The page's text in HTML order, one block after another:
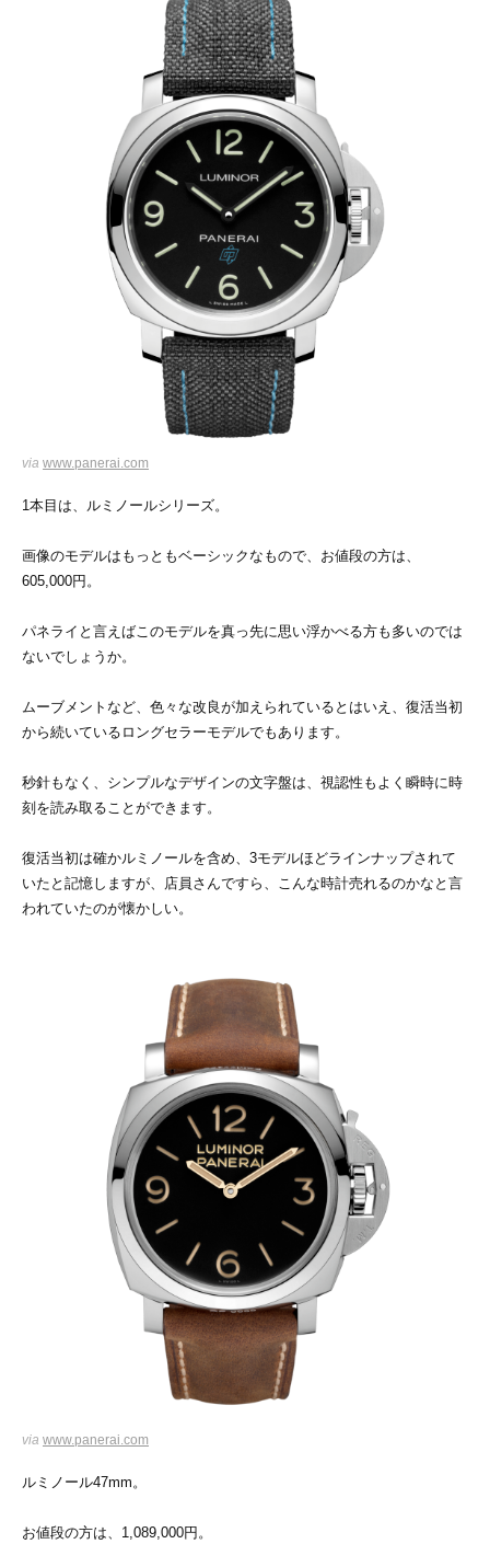
via www.panerai.com
1本目は、ルミノールシリーズ。
画像のモデルはもっともベーシックなもので、お値段の方は、
605,000円。
パネライと言えばこのモデルを真っ先に思い浮かべる方も多いのでは
ないでしょうか。
ムーブメントなど、色々な改良が加えられているとはいえ、復活当初
から続いているロングセラーモデルでもあります。
秒針もなく、シンプルなデザインの文字盤は、視認性もよく瞬時に時
刻を読み取ることができます。
復活当初は確かルミノールを含め、3モデルほどラインナップされて
いたと記憶しますが、店員さんですら、こんな時計売れるのかなと言
われていたのが懐かしい。
via www.panerai.com
ルミノール47mm。
お値段の方は、1,089,000円。